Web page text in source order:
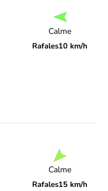
Calme
Rafales10 km/h
Calme
Rafales15 km/h